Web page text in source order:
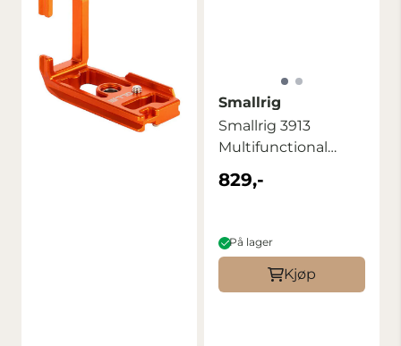
Smallrig
Smallrig 3913
Multifunctional
Quick Release Plate
...
829,-
På lager
Kjøp